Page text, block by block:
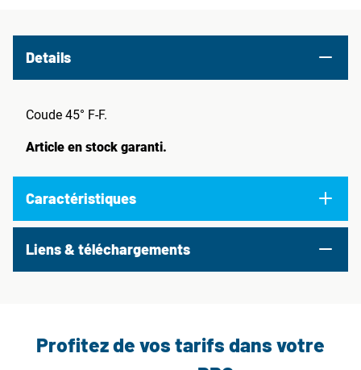
Details
Coude 45° F-F.
Article en stock garanti.
Caractéristiques
Liens & téléchargements
Profitez de vos tarifs dans votre